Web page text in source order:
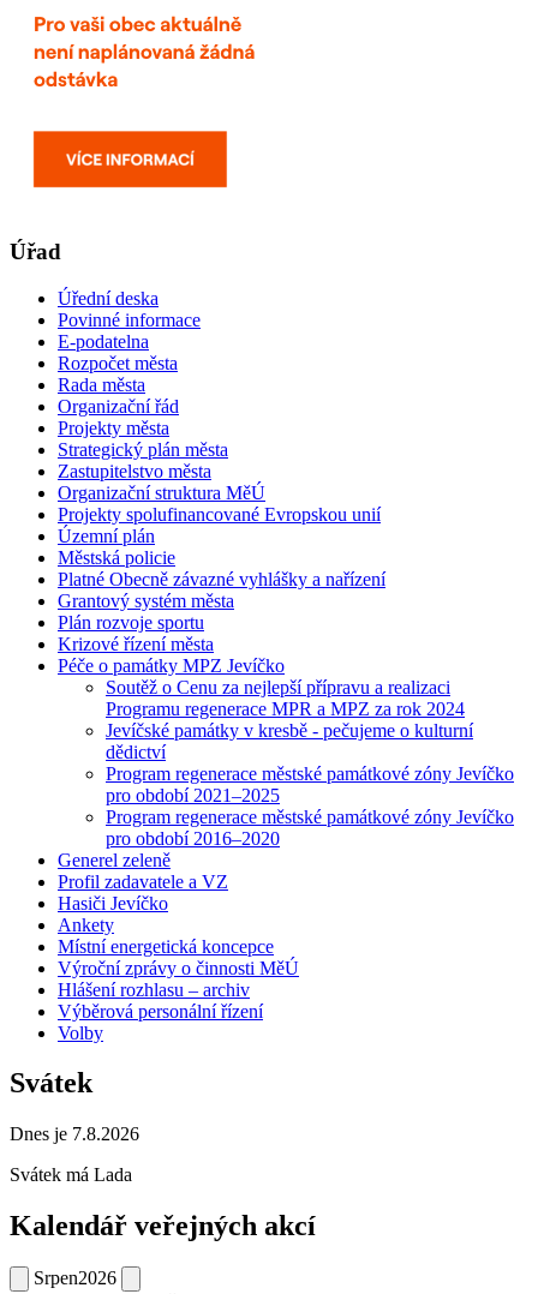
Úřad
Úřední deska
Povinné informace
E-podatelna
Rozpočet města
Rada města
Organizační řád
Projekty města
Strategický plán města
Zastupitelstvo města
Organizační struktura MěÚ
Projekty spolufinancované Evropskou unií
Územní plán
Městská policie
Platné Obecně závazné vyhlášky a nařízení
Grantový systém města
Plán rozvoje sportu
Krizové řízení města
Péče o památky MPZ Jevíčko
Soutěž o Cenu za nejlepší přípravu a realizaci
Programu regenerace MPR a MPZ za rok 2024
Jevíčské památky v kresbě - pečujeme o kulturní
dědictví
Program regenerace městské památkové zóny Jevíčko
pro období 2021–2025
Program regenerace městské památkové zóny Jevíčko
pro období 2016–2020
Generel zeleně
Profil zadavatele a VZ
Hasiči Jevíčko
Ankety
Místní energetická koncepce
Výroční zprávy o činnosti MěÚ
Hlášení rozhlasu – archiv
Výběrová personální řízení
Volby
Svátek
Dnes je 7.8.2026
Svátek má Lada
Kalendář veřejných akcí
Srpen2026